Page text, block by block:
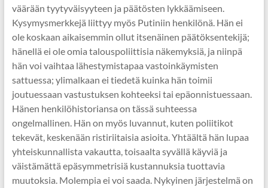
väärään tyytyväisyyteen ja päätösten lykkäämiseen.
Kysymysmerkkejä liittyy myös Putiniin henkilönä. Hän ei
ole koskaan aikaisemmin ollut itsenäinen päätöksentekijä;
hänellä ei ole omia talouspoliittisia näkemyksiä, ja niinpä
hän voi vaihtaa lähestymistapaa vastoinkäymisten
sattuessa; ylimalkaan ei tiedetä kuinka hän toimii
joutuessaan vastustuksen kohteeksi tai epäonnistuessaan.
Hänen henkilöhistoriansa on tässä suhteessa
ongelmallinen. Hän on myös luvannut, kuten poliitikot
tekevät, keskenään ristiriitaisia asioita. Yhtäältä hän lupaa
yhteiskunnallista vakautta, toisaalta syvällä käyviä ja
väistämättä epäsymmetrisiä kustannuksia tuottavia
muutoksia. Molempia ei voi saada. Nykyinen järjestelmä on